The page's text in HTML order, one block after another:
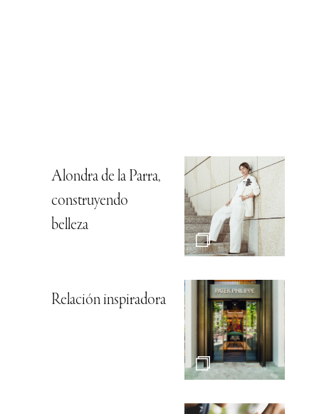
Alondra de la Parra,
construyendo
belleza
Relación inspiradora